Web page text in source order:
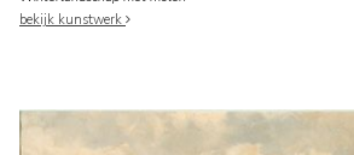
bekijk kunstwerk